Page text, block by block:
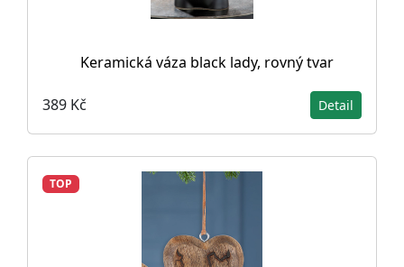
Keramická váza black lady, rovný tvar
389 Kč Detail
TOP